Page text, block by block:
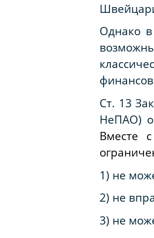
Однако
Ст. 13
НеПАО)
Вместе
1) не
2) не
3) не